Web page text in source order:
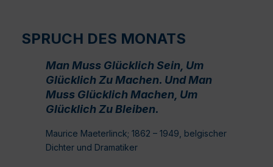
SPRUCH DES MONATS
Man Muss Glücklich Sein, Um
Glücklich Zu Machen. Und Man
Muss Glücklich Machen, Um
Glücklich Zu Bleiben.
Maurice Maeterlinck; 1862 – 1949, belgischer
Dichter und Dramatiker